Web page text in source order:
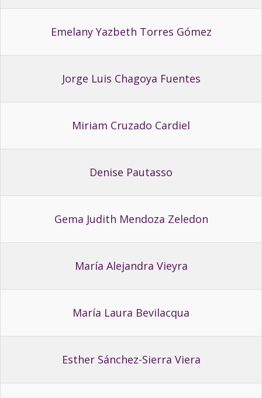
Emelany Yazbeth Torres Gómez
Jorge Luis Chagoya Fuentes
Miriam Cruzado Cardiel
Denise Pautasso
Gema Judith Mendoza Zeledon
María Alejandra Vieyra
María Laura Bevilacqua
Esther Sánchez-Sierra Viera